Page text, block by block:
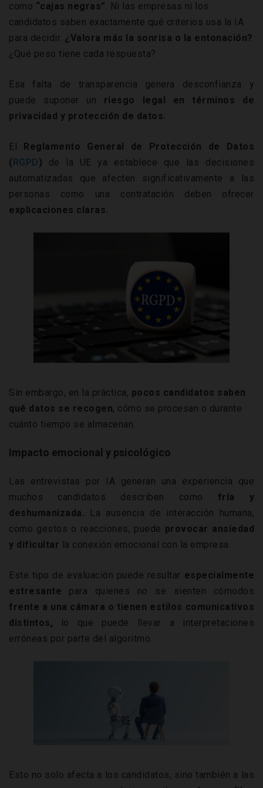
como “cajas negras”. Ni las empresas ni los
candidatos saben exactamente qué criterios usa la IA
para decidir. ¿Valora más la sonrisa o la entonación?
¿Qué peso tiene cada respuesta?
Esa falta de transparencia genera desconfianza y
puede suponer un riesgo legal en términos de
privacidad y protección de datos.
El Reglamento General de Protección de Datos
(RGPD) de la UE ya establece que las decisiones
automatizadas que afecten significativamente a las
personas como una contratación deben ofrecer
explicaciones claras.
Sin embargo, en la práctica, pocos candidatos saben
qué datos se recogen, cómo se procesan o durante
cuánto tiempo se almacenan.
Impacto emocional y psicológico
Las entrevistas por IA generan una experiencia que
muchos candidatos describen como fría y
deshumanizada. La ausencia de interacción humana,
como gestos o reacciones, puede provocar ansiedad
y dificultar la conexión emocional con la empresa.
Este tipo de evaluación puede resultar especialmente
estresante para quienes no se sienten cómodos
frente a una cámara o tienen estilos comunicativos
distintos, lo que puede llevar a interpretaciones
erróneas por parte del algoritmo.
Esto no solo afecta a los candidatos, sino también a las